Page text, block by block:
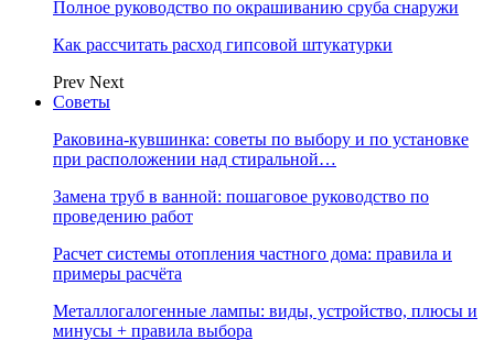
Полное руководство по окрашиванию сруба снаружи
Как рассчитать расход гипсовой штукатурки
Prev Next
Советы
Раковина-кувшинка: советы по выбору и по установке
при расположении над стиральной…
Замена труб в ванной: пошаговое руководство по
проведению работ
Расчет системы отопления частного дома: правила и
примеры расчёта
Металлогалогенные лампы: виды, устройство, плюсы и
минусы + правила выбора